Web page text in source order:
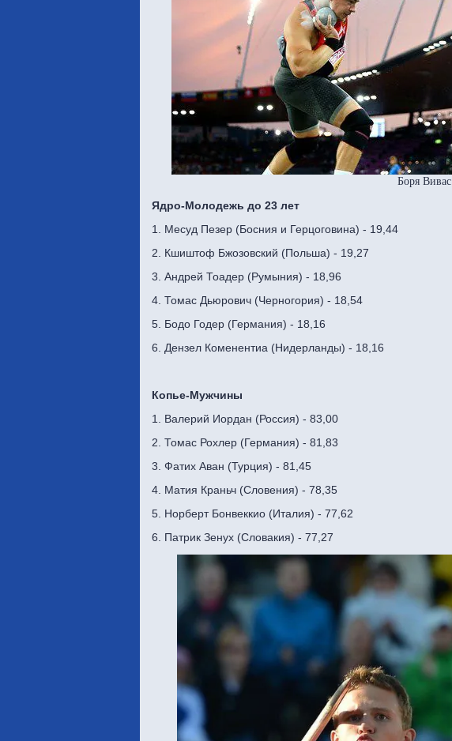
Боря Вивас
Ядро-Молодежь до 23 лет
1. Месуд Пезер (Босния и Герцоговина) - 19,44
2. Кшиштоф Бжозовский (Польша) - 19,27
3. Андрей Тоадер (Румыния) - 18,96
4. Томас Дьюрович (Черногория) - 18,54
5. Бодо Годер (Германия) - 18,16
6. Дензел Коменентиа (Нидерланды) - 18,16
Копье-Мужчины
1. Валерий Иордан (Россия) - 83,00
2. Томас Рохлер (Германия) - 81,83
3. Фатих Аван (Турция) - 81,45
4. Матия Краньч (Словения) - 78,35
5. Норберт Бонвеккио (Италия) - 77,62
6. Патрик Зенух (Словакия) - 77,27